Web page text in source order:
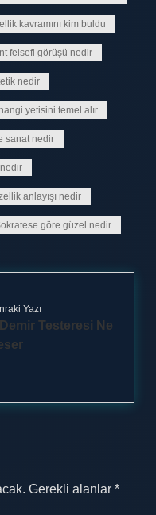
kavramını kim buldu
felsefi görüşü nedir
nedir
yetisini temel alır
sanat nedir
anlayışı nedir
göre güzel nedir
Yazı
Demir Testeresi Ne
Gerekli alanlar *